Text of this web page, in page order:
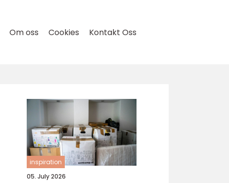
Om oss Cookies Kontakt Oss
inspiration
05. July 2026